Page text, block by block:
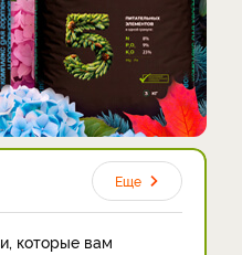
Еще
которые вам